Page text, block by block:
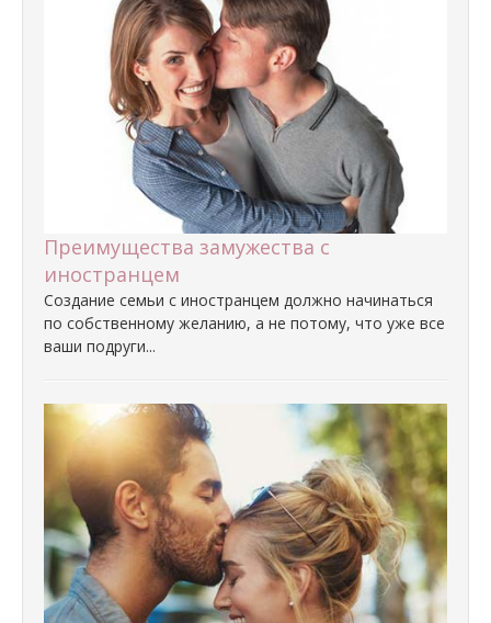
Преимущества замужества с
иностранцем
Создание семьи с иностранцем должно начинаться
по собственному желанию, а не потому, что уже все
ваши подруги...